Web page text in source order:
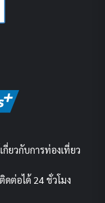
ยวกับการท่องเที่ยว
ดต่อได้ 24 ชั่วโมง